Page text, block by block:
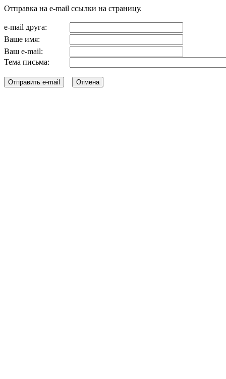
Отправка на e-mail ссылки на страницу.
e-mail друга:
Ваше имя:
Ваш e-mail:
Тема письма: